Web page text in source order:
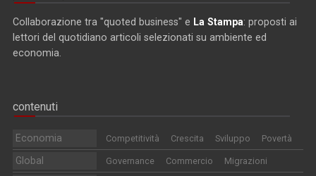
Collaborazione tra "quoted business" e La Stampa: proposti ai
lettori del quotidiano articoli selezionati su ambiente ed
economia.
contenuti
Economia Competitività Crescita Sviluppo Povertà
Global Governance Commercio Migrazioni